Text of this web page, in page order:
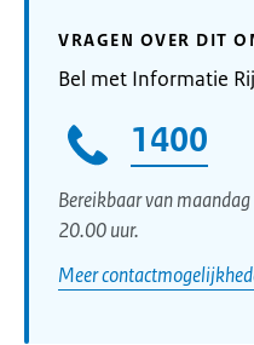
VRAGEN OVER DIT
Bel met Informatie
1400
Bereikbaar van
20.00 uur.
Meer